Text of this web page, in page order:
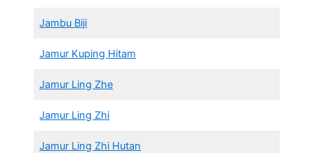
Jambu Biji
Jamur Kuping Hitam
Jamur Ling Zhe
Jamur Ling Zhi
Jamur Ling Zhi Hutan